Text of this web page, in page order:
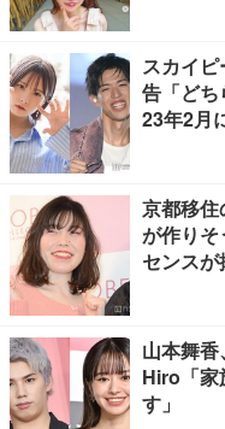
スカイ
告「ど
23年2月
京都移
が作り
センス
山本舞
Hiro「家
す」